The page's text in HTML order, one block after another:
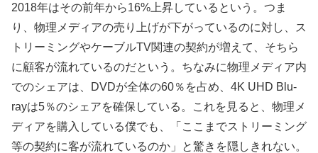
2018年はその前年から16%上昇しているという。つま
り、物理メディアの売り上げが下がっているのに対し、ス
トリーミングやケーブルTV関連の契約が増えて、そちら
に顧客が流れているのだという。ちなみに物理メディア内
でのシェアは、DVDが全体の60％を占め、4K UHD Blu-
rayは5％のシェアを確保している。これを見ると、物理メ
ディアを購入している僕でも、「ここまでストリーミング
等の契約に客が流れているのか」と驚きを隠しきれない。